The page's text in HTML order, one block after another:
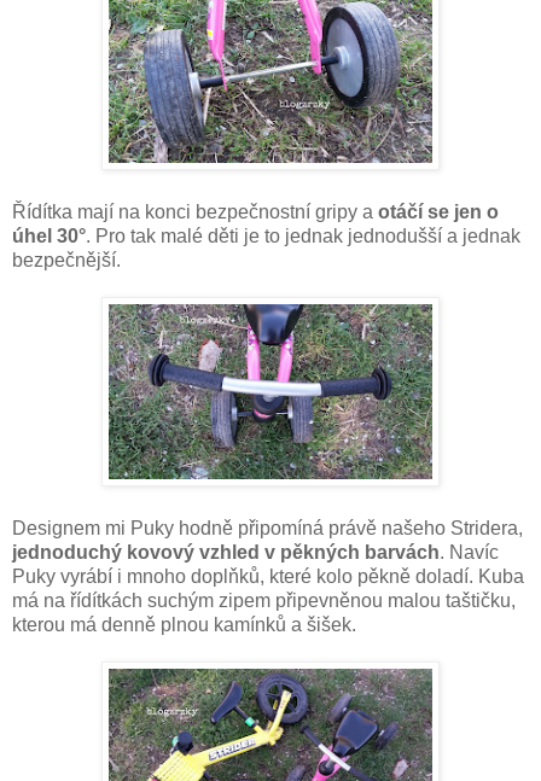
Řídítka mají na konci bezpečnostní gripy a otáčí se jen o
úhel 30°. Pro tak malé děti je to jednak jednodušší a jednak
bezpečnější.
Designem mi Puky hodně připomíná právě našeho Stridera,
jednoduchý kovový vzhled v pěkných barvách. Navíc
Puky vyrábí i mnoho doplňků, které kolo pěkně doladí. Kuba
má na řídítkách suchým zipem připevněnou malou taštičku,
kterou má denně plnou kamínků a šišek.